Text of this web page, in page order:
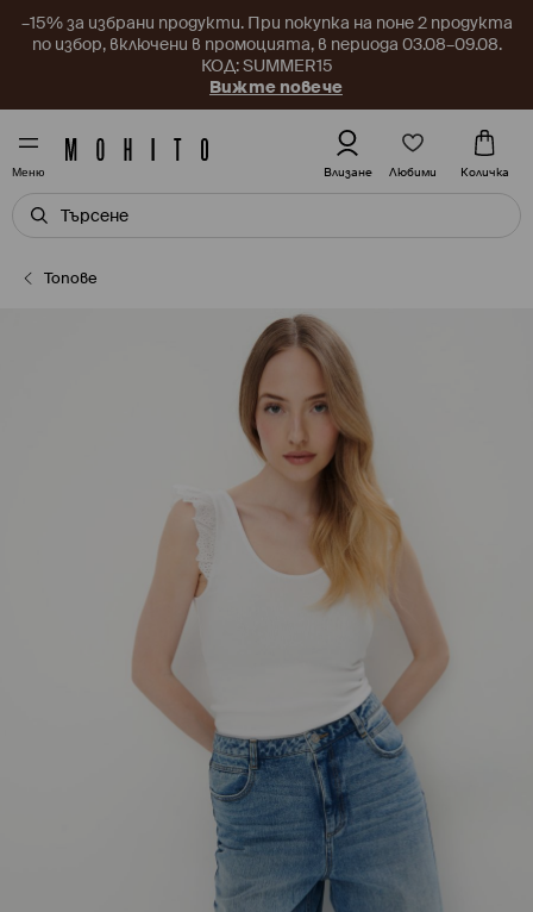
–15% за избрани продукти. При покупка на поне 2 продукта
по избор, включени в промоцията, в периода 03.08–09.08.
КОД: SUMMER15
Вижте повече
Меню Влизане Любими Количка
Топове